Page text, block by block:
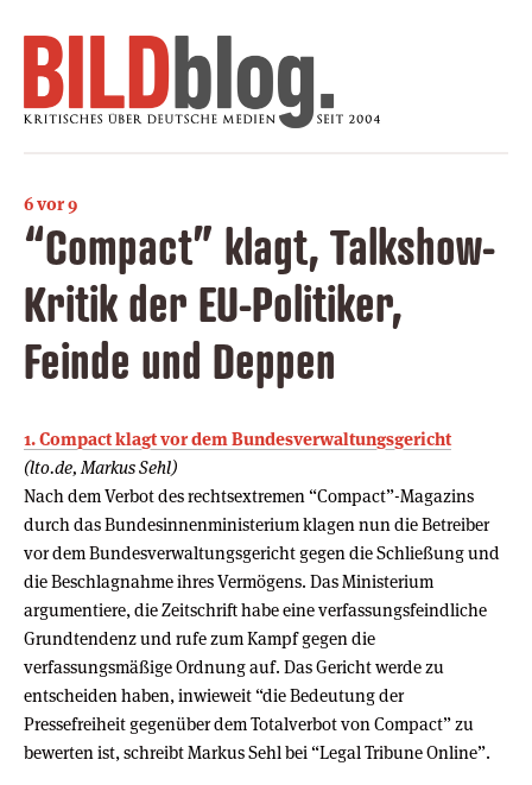
6 vor 9
“Compact” klagt, Talkshow-
Kritik der EU-Politiker,
Feinde und Deppen
1. Com­pact klagt vor dem Bun­des­ver­wal­tungs­ge­richt
(lto.de, Markus Sehl)
Nach dem Verbot des rechtsextremen “Compact”-Magazins
durch das Bundesinnenministerium klagen nun die Betreiber
vor dem Bundesverwaltungsgericht gegen die Schließung und
die Beschlagnahme ihres Vermögens. Das Ministerium
argumentiere, die Zeitschrift habe eine verfassungsfeindliche
Grundtendenz und rufe zum Kampf gegen die
verfassungsmäßige Ordnung auf. Das Gericht werde zu
entscheiden haben, inwieweit “die Bedeutung der
Pressefreiheit gegenüber dem Totalverbot von Compact” zu
bewerten ist, schreibt Markus Sehl bei “Legal Tribune Online”.